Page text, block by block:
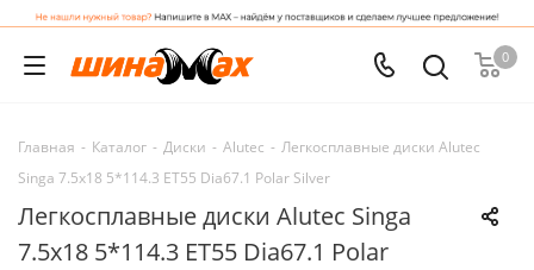
0
Главная - Каталог - Диски - Alutec - Легкосплавные диски Alutec
Singa 7.5x18 5*114.3 ET55 Dia67.1 Polar Silver
Легкосплавные диски Alutec Singa
7.5x18 5*114.3 ET55 Dia67.1 Polar